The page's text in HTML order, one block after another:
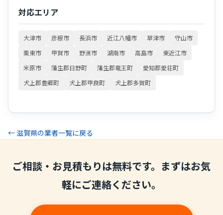
対応エリア
大津市 彦根市 長浜市 近江八幡市 草津市
守山市
栗東市
甲賀市 野洲市 湖南市 高島市
東近江市
米原市
蒲生郡日野町 蒲生郡竜王町
愛知郡愛荘町
犬上郡豊郷町
犬上郡甲良町 犬上郡多賀町
← 滋賀県の業者一覧に戻る
ご相談・お見積もりは無料です。まずはお気
軽にご連絡ください。